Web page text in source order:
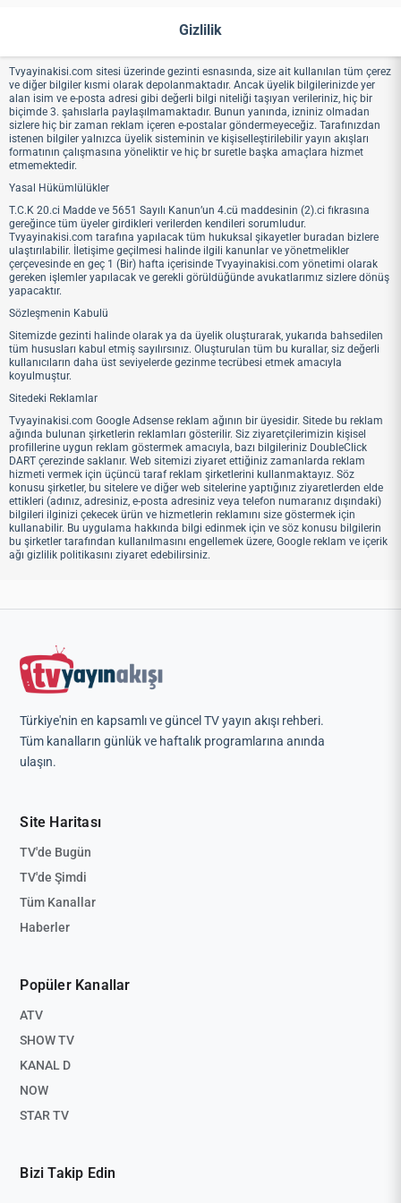
Gizlilik
Tvyayinakisi.com sitesi üzerinde gezinti esnasında, size ait kullanılan tüm çerez
ve diğer bilgiler kısmi olarak depolanmaktadır. Ancak üyelik bilgilerinizde yer
alan isim ve e-posta adresi gibi değerli bilgi niteliği taşıyan verileriniz, hiç bir
biçimde 3. şahıslarla paylaşılmamaktadır. Bunun yanında, izniniz olmadan
sizlere hiç bir zaman reklam içeren e-postalar göndermeyeceğiz. Tarafınızdan
istenen bilgiler yalnızca üyelik sisteminin ve kişiselleştirilebilir yayın akışları
formatının çalışmasına yöneliktir ve hiç br suretle başka amaçlara hizmet
etmemektedir.
Yasal Hükümlülükler
T.C.K 20.ci Madde ve 5651 Sayılı Kanun’un 4.cü maddesinin (2).ci fıkrasına
gereğince tüm üyeler girdikleri verilerden kendileri sorumludur.
Tvyayinakisi.com tarafına yapılacak tüm hukuksal şikayetler buradan bizlere
ulaştırılabilir. İletişime geçilmesi halinde ilgili kanunlar ve yönetmelikler
çerçevesinde en geç 1 (Bir) hafta içerisinde Tvyayinakisi.com yönetimi olarak
gereken işlemler yapılacak ve gerekli görüldüğünde avukatlarımız sizlere dönüş
yapacaktır.
Sözleşmenin Kabulü
Sitemizde gezinti halinde olarak ya da üyelik oluşturarak, yukarıda bahsedilen
tüm hususları kabul etmiş sayılırsınız. Oluşturulan tüm bu kurallar, siz değerli
kullanıcıların daha üst seviyelerde gezinme tecrübesi etmek amacıyla
koyulmuştur.
Sitedeki Reklamlar
Tvyayinakisi.com Google Adsense reklam ağının bir üyesidir. Sitede bu reklam
ağında bulunan şirketlerin reklamları gösterilir. Siz ziyaretçilerimizin kişisel
profillerine uygun reklam göstermek amacıyla, bazı bilgileriniz DoubleClick
DART çerezinde saklanır. Web sitemizi ziyaret ettiğiniz zamanlarda reklam
hizmeti vermek için üçüncü taraf reklam şirketlerini kullanmaktayız. Söz
konusu şirketler, bu sitelere ve diğer web sitelerine yaptığınız ziyaretlerden elde
ettikleri (adınız, adresiniz, e-posta adresiniz veya telefon numaranız dışındaki)
bilgileri ilginizi çekecek ürün ve hizmetlerin reklamını size göstermek için
kullanabilir. Bu uygulama hakkında bilgi edinmek için ve söz konusu bilgilerin
bu şirketler tarafından kullanılmasını engellemek üzere, Google reklam ve içerik
ağı gizlilik politikasını ziyaret edebilirsiniz.
Türkiye'nin en kapsamlı ve güncel TV yayın akışı rehberi.
Tüm kanalların günlük ve haftalık programlarına anında
ulaşın.
Site Haritası
TV'de Bugün
TV'de Şimdi
Tüm Kanallar
Haberler
Popüler Kanallar
ATV
SHOW TV
KANAL D
NOW
STAR TV
Bizi Takip Edin